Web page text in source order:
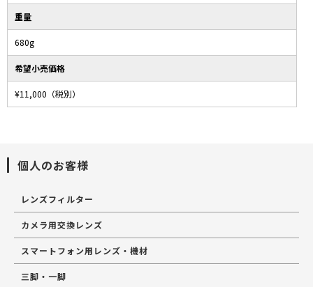
重量
680g
希望小売価格
¥11,000（税別）
個人のお客様
レンズフィルター
カメラ用交換レンズ
スマートフォン用レンズ・機材
三脚・一脚